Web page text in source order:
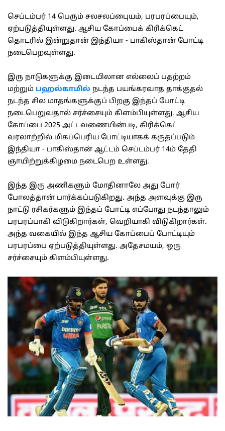
செப்டம்பர் 14 பெரும் சலசலப்பைுயம், பரபரப்பையும்,
ஏற்படுத்தியுள்ளது. ஆசிய கோப்பைக் கிரிக்கெட்
தொடரில் இன்றுதான் இந்தியா - பாகிஸ்தான் போட்டி
நடைபெறவுள்ளது.
இரு நாடுகளுக்கு இடையிலான எல்லைப் பதற்றம்
மற்றும் பஹல்காமில் நடந்த பயங்கரவாத தாக்குதல்
நடந்த சில மாதங்களுக்குப் பிறகு இந்தப் போட்டி
நடைபெறுவதால் சர்ச்சையும் கிளம்பியுள்ளது. ஆசிய
கோப்பை 2025 அட்டவணையின்படி, கிரிக்கெட்
வரலாற்றில் மிகப்பெரிய போட்டியாகக் கருதப்படும்
இந்தியா - பாகிஸ்தான் ஆட்டம் செப்டம்பர் 14ம் தேதி
ஞாயிற்றுக்கிழமை நடைபெற உள்ளது.
இந்த இரு அணிகளும் மோதினாலே அது போர்
போலத்தான் பார்க்கப்படுகிறது. அந்த அளவுக்கு இரு
நாட்டு ரசிகர்களும் இந்தப் போட்டி எப்போது நடந்தாலும்
பரபரப்பாகி விடுகிறார்கள், வெறியாகி விடுகிறார்கள்.
அந்த வகையில் இந்த ஆசிய கோப்பைப் போட்டியும்
பரபரப்பை ஏற்படுத்தியுள்ளது. அதேசமயம், ஒரு
சர்ச்சையும் கிளம்பியுள்ளது.